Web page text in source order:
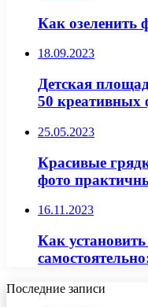
Как озеленить
18.09.2023
Детская
50 креативных
25.05.2023
Красивые
фото
16.11.2023
Как
Последние записи